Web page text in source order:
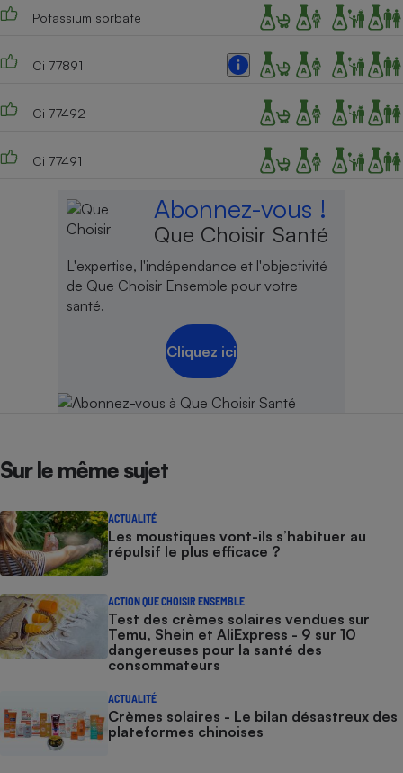
Potassium sorbate
Ci 77891
Ci 77492
Ci 77491
Abonnez-vous !
Que Choisir Santé
L'expertise, l'indépendance et l'objectivité
de Que Choisir Ensemble pour votre
santé.
Cliquez ici
Sur le même sujet
ACTUALITÉ
Les moustiques vont-ils s’habituer au
répulsif le plus efficace ?
ACTION QUE CHOISIR ENSEMBLE
Test des crèmes solaires vendues sur
Temu, Shein et AliExpress - 9 sur 10
dangereuses pour la santé des
consommateurs
ACTUALITÉ
Crèmes solaires - Le bilan désastreux des
plateformes chinoises